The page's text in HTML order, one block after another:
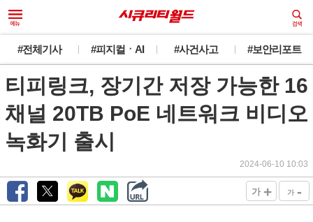
#전체기사 #피지컬ㆍAI #사건사고 #보안리포트
티피링크, 장기간 저장 가능한 16
채널 20TB PoE 네트워크 비디오
녹화기 출시
2024-06-10 10:03
가 + 가 -